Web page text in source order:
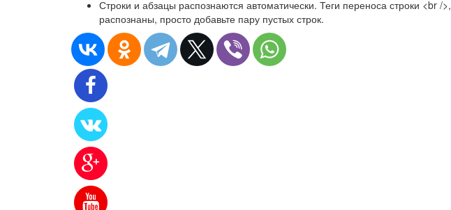
Строки и абзацы распознаются автоматически. Теги переноса строки <br
распознаны, просто добавьте пару пустых строк.